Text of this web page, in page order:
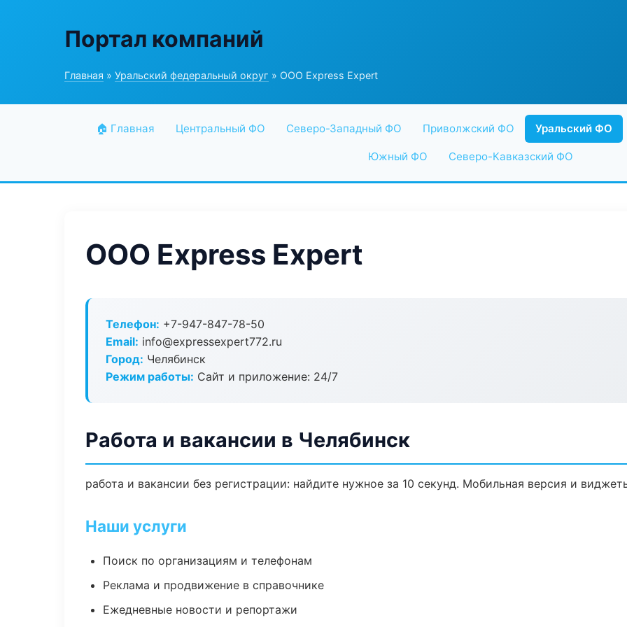
Портал компаний
Главная » Уральский федеральный округ » ООО Express Expert
🏠 Главная Центральный ФО Северо-Западный ФО Приволжский ФО Уральский ФО
Южный ФО Северо-Кавказский ФО
ООО Express Expert
Телефон: +7-947-847-78-50
Email: info@expressexpert772.ru
Город: Челябинск
Режим работы: Сайт и приложение: 24/7
Работа и вакансии в Челябинск
работа и вакансии без регистрации: найдите нужное за 10 секунд. Мобильная версия и
Наши услуги
Поиск по организациям и телефонам
Реклама и продвижение в справочнике
Ежедневные новости и репортажи